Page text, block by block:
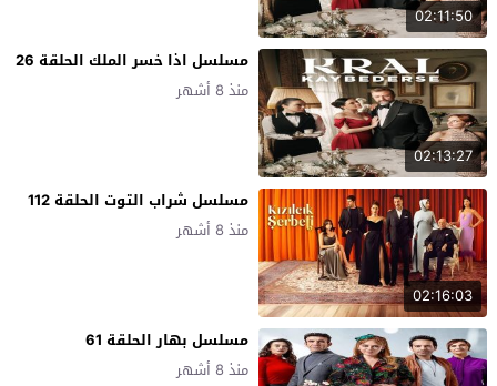
02:11:50
02:13:27
مسلسل اذا خسر الملك الحلقة 26
منذ 8 أشهر
02:16:03
مسلسل شراب التوت الحلقة 112
منذ 8 أشهر
مسلسل بهار الحلقة 61
منذ 8 أشهر